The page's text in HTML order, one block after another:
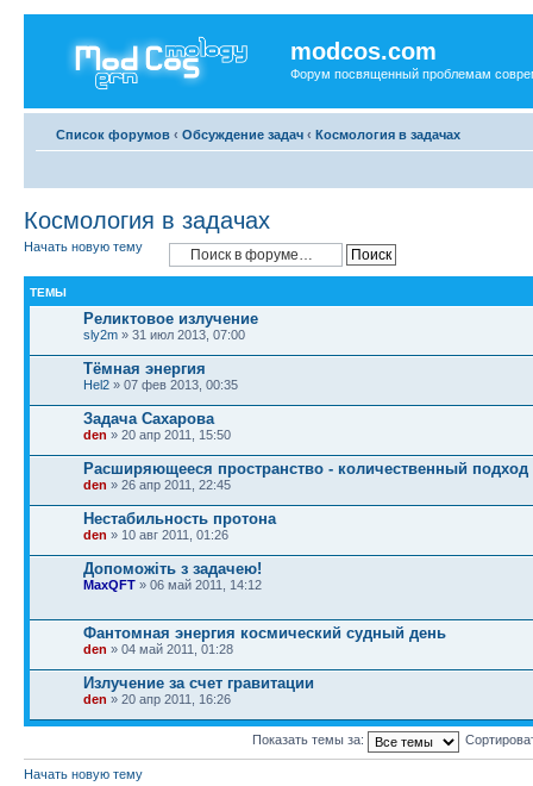
modcos.com
Форум посвященный проблемам
Список форумов ‹ Обсуждение задач ‹ Космология в задачах
Космология в задачах
Начать новую тему
ТЕМЫ
Реликтовое излучение
sly2m » 31 июл 2013, 07:00
Тёмная энергия
Hel2 » 07 фев 2013, 00:35
Задача Сахарова
den » 20 апр 2011, 15:50
Расширяющееся пространство - количественный подход
den » 26 апр 2011, 22:45
Нестабильность протона
den » 10 авг 2011, 01:26
Допоможіть з задачею!
MaxQFT » 06 май 2011, 14:12
Фантомная энергия космический судный день
den » 04 май 2011, 01:28
Излучение за счет гравитации
den » 20 апр 2011, 16:26
Показать темы за:
Начать новую тему